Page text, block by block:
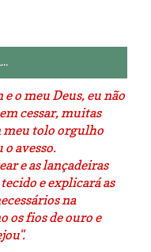
o meu Deus, eu não
cessar, muitas
meu tolo orgulho
o avesso.
e as lançadeiras
e explicará as
na
os fios de ouro e